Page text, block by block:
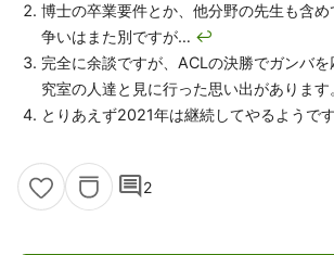
博士の卒業要件とか、他分野の先生も含め
争いはまた別ですが… ↩
完全に余談ですが、ACLの決勝でガンバ
究室の人達と見に行った思い出があります
とりあえず2021年は継続してやるようで
comment2